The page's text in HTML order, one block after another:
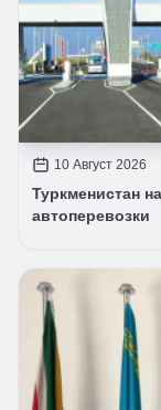
10 Август 2026
Туркменистан
автоперевозки